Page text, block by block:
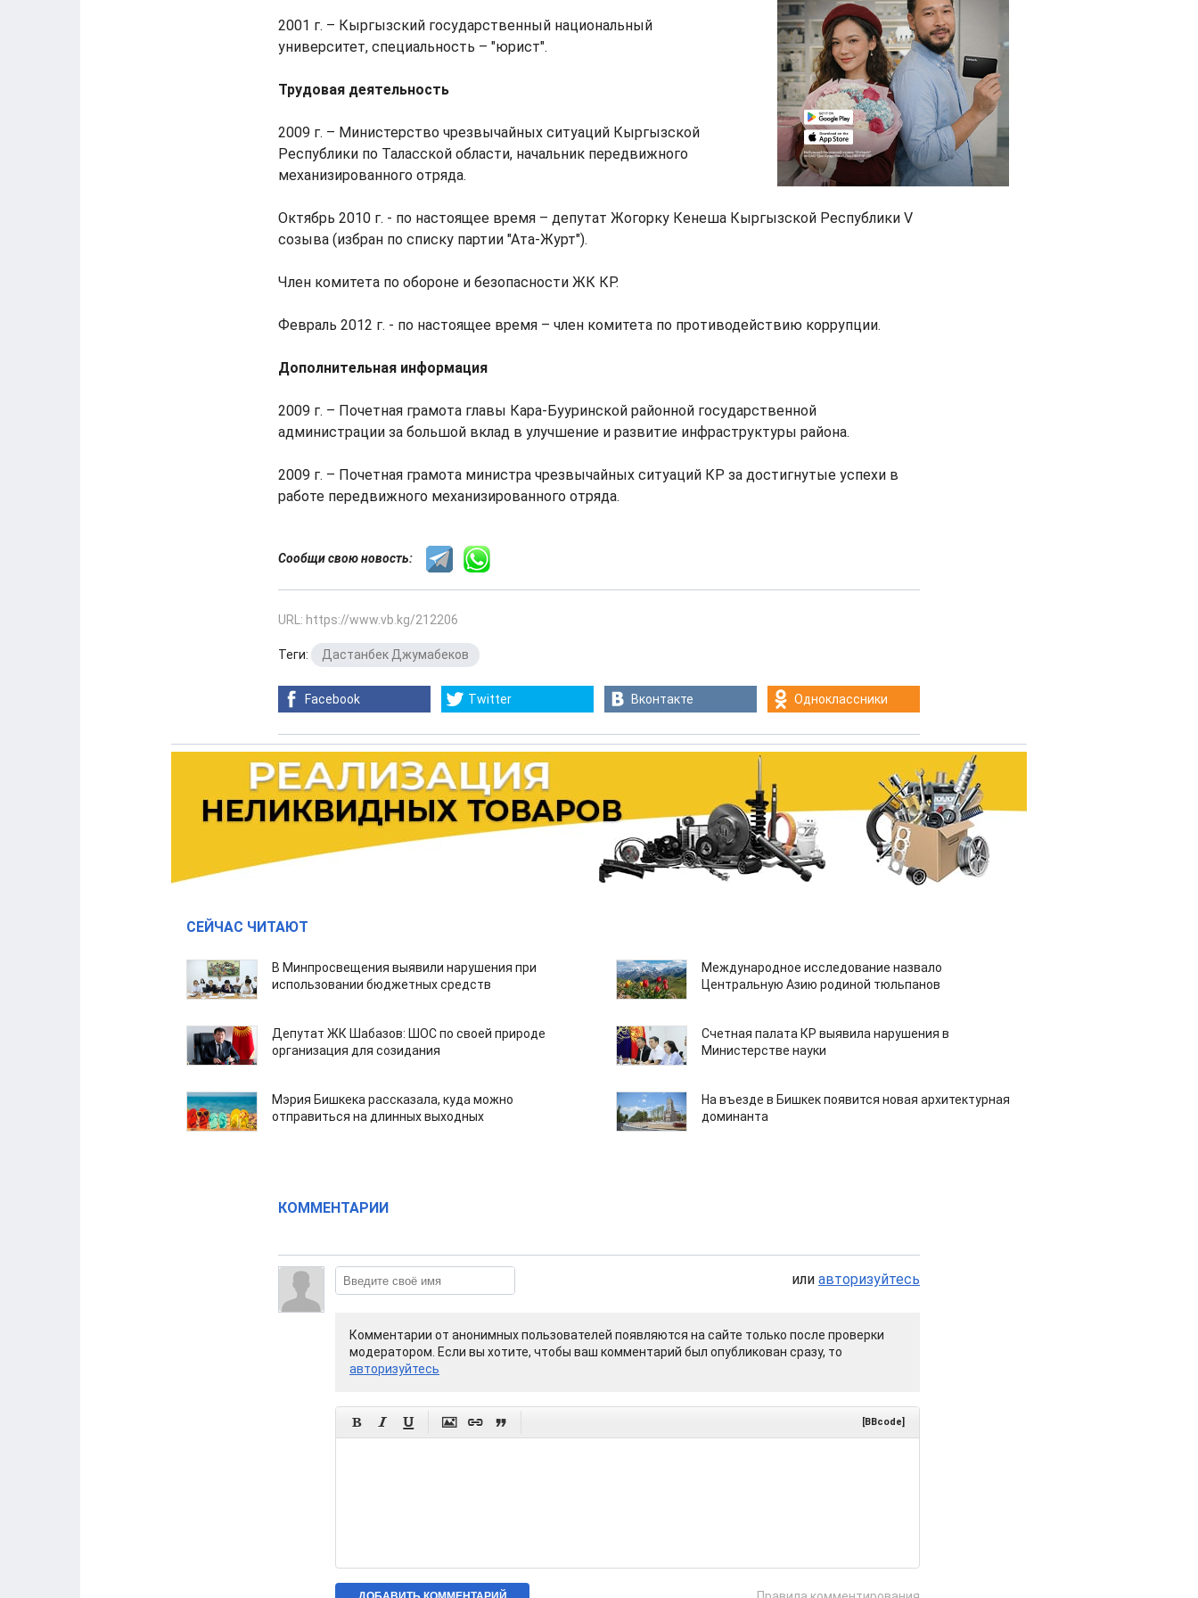
2001 г. – Кыргызский государственный национальный
университет, специальность – "юрист".
Трудовая деятельность
2009 г. – Министерство чрезвычайных ситуаций Кыргызской
Республики по Таласской области, начальник передвижного
механизированного отряда.
Октябрь 2010 г. - по настоящее время – депутат Жогорку Кенеша Кыргызской Республики V
созыва (избран по списку партии "Ата-Журт").
Член комитета по обороне и безопасности ЖК КР.
Февраль 2012 г. - по настоящее время – член комитета по противодействию коррупции.
Дополнительная информация
2009 г. – Почетная грамота главы Кара-Бууринской районной государственной
администрации за большой вклад в улучшение и развитие инфраструктуры района.
2009 г. – Почетная грамота министра чрезвычайных ситуаций КР за достигнутые успехи в
работе передвижного механизированного отряда.
Сообщи свою новость:
URL: https://www.vb.kg/212206
Теги: Дастанбек Джумабеков
Facebook Twitter Вконтакте Одноклассники
СЕЙЧАС ЧИТАЮТ
В Минпросвещения выявили нарушения при
использовании бюджетных средств
Международное исследование назвало
Центральную Азию родиной тюльпанов
Депутат ЖК Шабазов: ШОС по своей природе
организация для созидания
Счетная палата КР выявила нарушения в
Министерстве науки
Мэрия Бишкека рассказала, куда можно
отправиться на длинных выходных
На въезде в Бишкек появится новая архитектурная
доминанта
КОММЕНТАРИИ
или авторизуйтесь
Комментарии от анонимных пользователей появляются на сайте только после проверки
модератором. Если вы хотите, чтобы ваш комментарий был опубликован сразу, то
авторизуйтесь
      [BBcode]